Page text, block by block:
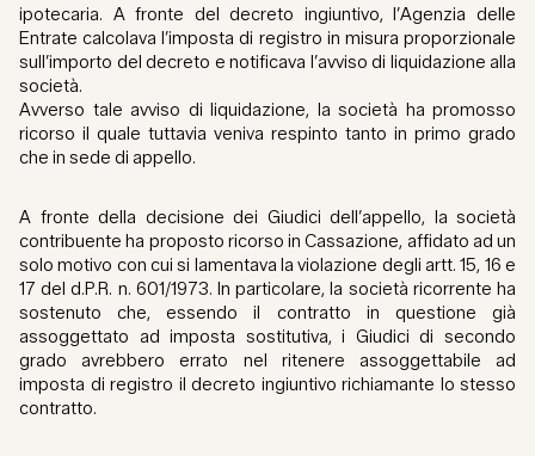
ipotecaria. A fronte del decreto ingiuntivo, l’Agenzia delle
Entrate calcolava l’imposta di registro in misura proporzionale
sull’importo del decreto e notificava l’avviso di liquidazione alla
società.
Avverso tale avviso di liquidazione, la società ha promosso
ricorso il quale tuttavia veniva respinto tanto in primo grado
che in sede di appello.
A fronte della decisione dei Giudici dell’appello, la società
contribuente ha proposto ricorso in Cassazione, affidato ad un
solo motivo con cui si lamentava la violazione degli artt. 15, 16 e
17 del d.P.R. n. 601/1973. In particolare, la società ricorrente ha
sostenuto che, essendo il contratto in questione già
assoggettato ad imposta sostitutiva, i Giudici di secondo
grado avrebbero errato nel ritenere assoggettabile ad
imposta di registro il decreto ingiuntivo richiamante lo stesso
contratto.